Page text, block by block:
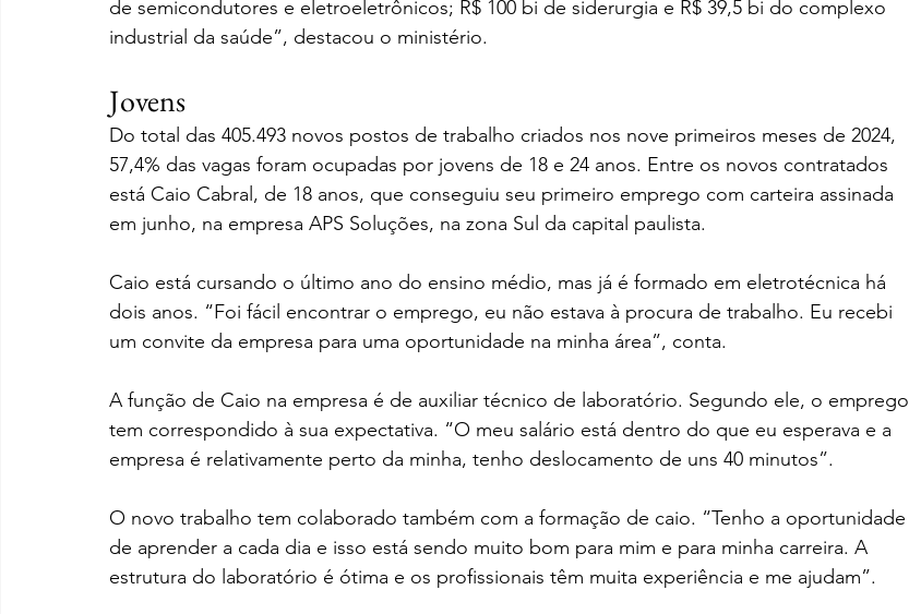
de semicondutores e eletroeletrônicos; R$ 100 bi de siderurgia e R$ 39,5 bi do complexo
industrial da saúde”, destacou o ministério.
Jovens
Do total das 405.493 novos postos de trabalho criados nos nove primeiros meses de 2024,
57,4% das vagas foram ocupadas por jovens de 18 e 24 anos. Entre os novos contratados
está Caio Cabral, de 18 anos, que conseguiu seu primeiro emprego com carteira assinada
em junho, na empresa APS Soluções, na zona Sul da capital paulista.
Caio está cursando o último ano do ensino médio, mas já é formado em eletrotécnica há
dois anos. “Foi fácil encontrar o emprego, eu não estava à procura de trabalho. Eu recebi
um convite da empresa para uma oportunidade na minha área”, conta.
A função de Caio na empresa é de auxiliar técnico de laboratório. Segundo ele, o emprego
tem correspondido à sua expectativa. “O meu salário está dentro do que eu esperava e a
empresa é relativamente perto da minha, tenho deslocamento de uns 40 minutos”.
O novo trabalho tem colaborado também com a formação de caio. “Tenho a oportunidade
de aprender a cada dia e isso está sendo muito bom para mim e para minha carreira. A
estrutura do laboratório é ótima e os profissionais têm muita experiência e me ajudam”.